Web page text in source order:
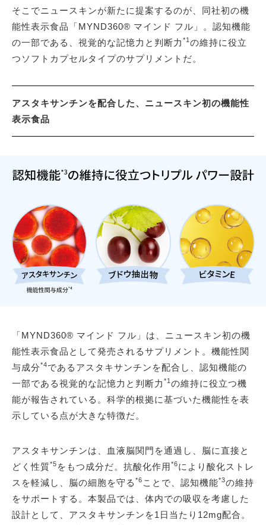
そこでニュースキンが新たに提案するのが、同社初の機
能性表示食品「MYND360® マインド フル」。認知機能
の一部である、視覚的な記憶力と判断力 *1 の維持に役立
つソフトカプセルタイプのサプリメントだ。
アスタキサンチンを配合した、ニュースキン初の機能性
表示食品
「MYND360® マインド フル」は、ニュースキン初の機
能性表示食品として発売されるサプリメント。機能性関
与成分*4であるアスタキサンチンを配合し、認知機能の
一部である視覚的な記憶力と判断力 *1の維持に役立つ機
能が報告されている。科学的根拠に基づいた機能性を表
示している点が大きな特徴だ。
アスタキサンチンは、血液脳関門を通過し、脳に直接と
どく性質*5 をもつ成分だ。抗酸化作用*6により酸化ストレ
スを軽減し、脳の細胞を守る *6 ことで、認知機能*3の維持
をサポートする。本製品では、体内での吸収を考慮した
設計として、アスタキサンチンを1日当たり12mg配合。